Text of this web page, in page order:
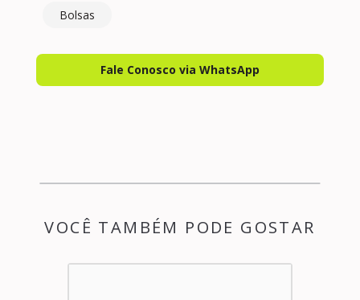
Bolsas
Fale Conosco via WhatsApp
VOCÊ TAMBÉM PODE GOSTAR